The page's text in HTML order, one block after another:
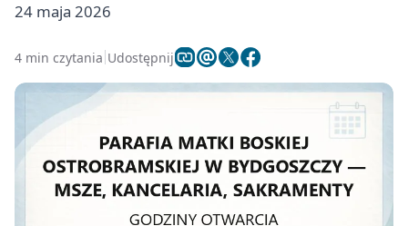
24 maja 2026
4 min czytania Udostępnij